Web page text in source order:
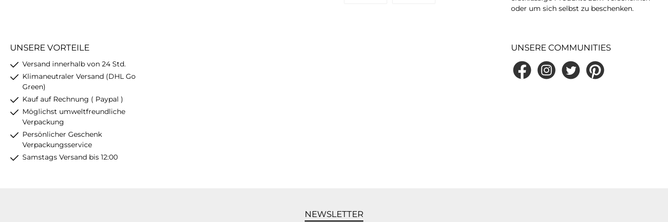
oder um sich selbst zu beschenken.
UNSERE VORTEILE
Versand innerhalb von 24 Std.
Klimaneutraler Versand (DHL Go
Green)
Kauf auf Rechnung ( Paypal )
Möglichst umweltfreundliche
Verpackung
Persönlicher Geschenk
Verpackungsservice
Samstags Versand bis 12:00
UNSERE COMMUNITIES
FacebookInstagramTwitter Pinterest
NEWSLETTER